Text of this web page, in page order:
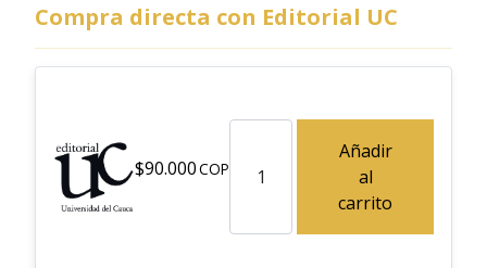
Compra directa con Editorial UC
$90.000
Añadir
al
carrito